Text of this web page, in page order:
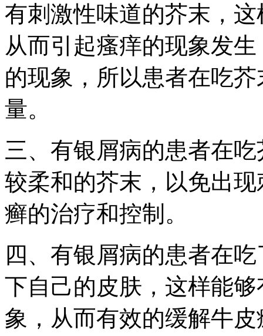
有刺激性味道的芥末，
从而引起瘙痒的现象发
的现象，所以患者在吃
量。
三、有银屑病的患者在
较柔和的芥末，以免出
癣的治疗和控制。
四、有银屑病的患者在
下自己的皮肤，这样能
象，从而有效的缓解牛